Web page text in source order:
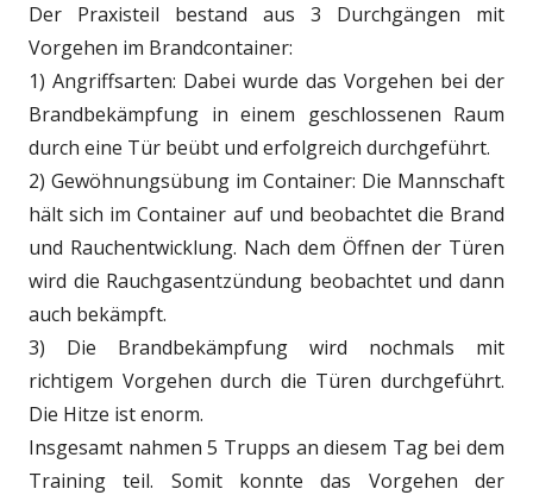
Der Praxisteil bestand aus 3 Durchgängen mit
Vorgehen im Brandcontainer:
1) Angriffsarten: Dabei wurde das Vorgehen bei der
Brandbekämpfung in einem geschlossenen Raum
durch eine Tür beübt und erfolgreich durchgeführt.
2) Gewöhnungsübung im Container: Die Mannschaft
hält sich im Container auf und beobachtet die Brand
und Rauchentwicklung. Nach dem Öffnen der Türen
wird die Rauchgasentzündung beobachtet und dann
auch bekämpft.
3) Die Brandbekämpfung wird nochmals mit
richtigem Vorgehen durch die Türen durchgeführt.
Die Hitze ist enorm.
Insgesamt nahmen 5 Trupps an diesem Tag bei dem
Training teil. Somit konnte das Vorgehen der